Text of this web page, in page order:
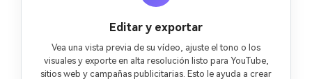
Editar y exportar
Vea una vista previa de su vídeo, ajuste el tono o los
visuales y exporte en alta resolución listo para YouTube,
sitios web y campañas publicitarias. Esto le ayuda a crear